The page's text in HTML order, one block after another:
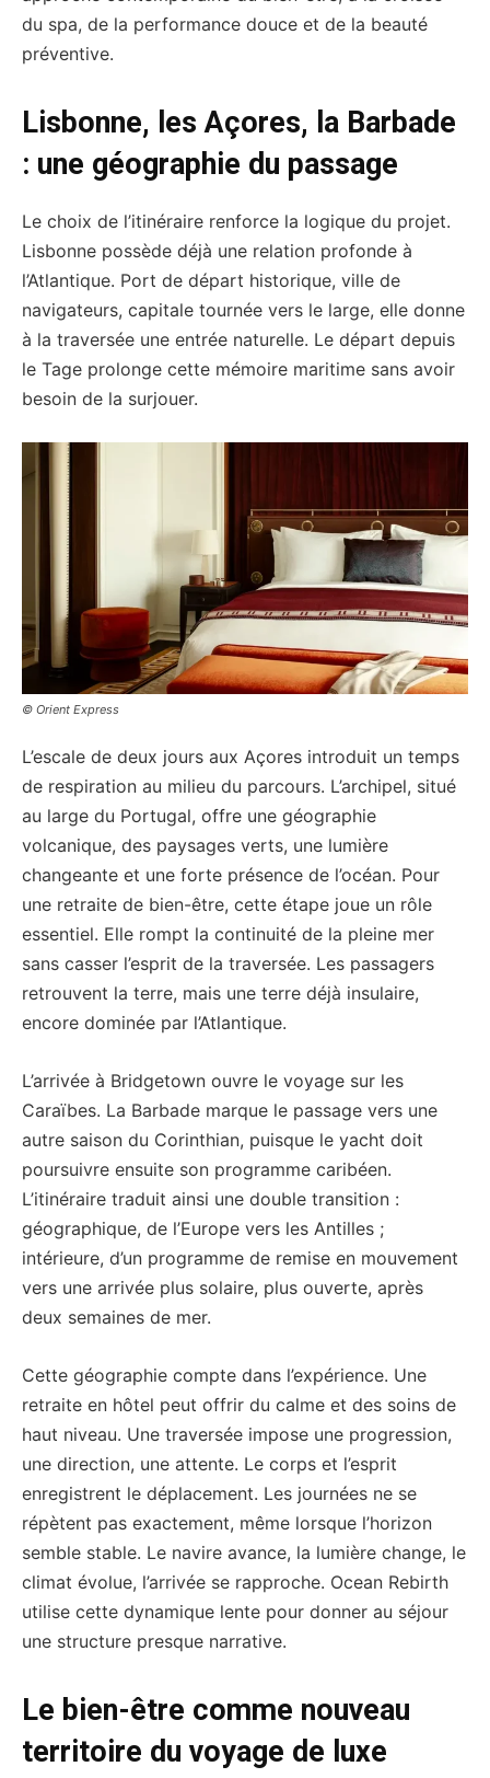
du spa, de la performance douce et de la beauté
préventive.
Lisbonne, les Açores, la Barbade
: une géographie du passage
Le choix de l’itinéraire renforce la logique du projet.
Lisbonne possède déjà une relation profonde à
l’Atlantique. Port de départ historique, ville de
navigateurs, capitale tournée vers le large, elle donne
à la traversée une entrée naturelle. Le départ depuis
le Tage prolonge cette mémoire maritime sans avoir
besoin de la surjouer.
© Orient Express
L’escale de deux jours aux Açores introduit un temps
de respiration au milieu du parcours. L’archipel, situé
au large du Portugal, offre une géographie
volcanique, des paysages verts, une lumière
changeante et une forte présence de l’océan. Pour
une retraite de bien-être, cette étape joue un rôle
essentiel. Elle rompt la continuité de la pleine mer
sans casser l’esprit de la traversée. Les passagers
retrouvent la terre, mais une terre déjà insulaire,
encore dominée par l’Atlantique.
L’arrivée à Bridgetown ouvre le voyage sur les
Caraïbes. La Barbade marque le passage vers une
autre saison du Corinthian, puisque le yacht doit
poursuivre ensuite son programme caribéen.
L’itinéraire traduit ainsi une double transition :
géographique, de l’Europe vers les Antilles ;
intérieure, d’un programme de remise en mouvement
vers une arrivée plus solaire, plus ouverte, après
deux semaines de mer.
Cette géographie compte dans l’expérience. Une
retraite en hôtel peut offrir du calme et des soins de
haut niveau. Une traversée impose une progression,
une direction, une attente. Le corps et l’esprit
enregistrent le déplacement. Les journées ne se
répètent pas exactement, même lorsque l’horizon
semble stable. Le navire avance, la lumière change, le
climat évolue, l’arrivée se rapproche. Ocean Rebirth
utilise cette dynamique lente pour donner au séjour
une structure presque narrative.
Le bien-être comme nouveau
territoire du voyage de luxe